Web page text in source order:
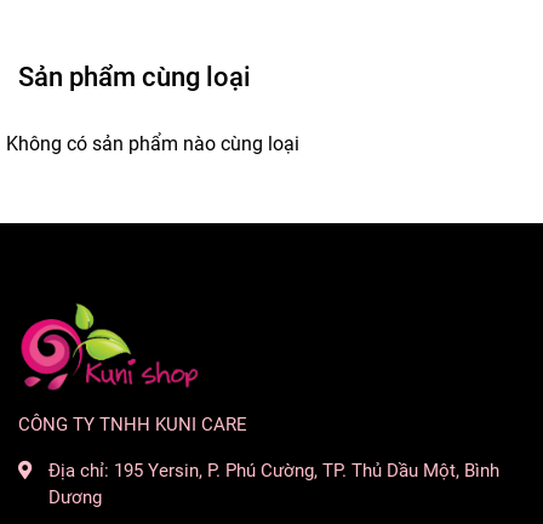
Sản phẩm cùng loại
Không có sản phẩm nào cùng loại
CÔNG TY TNHH KUNI CARE
Địa chỉ: 195 Yersin, P. Phú Cường, TP. Thủ Dầu Một, Bình
Dương